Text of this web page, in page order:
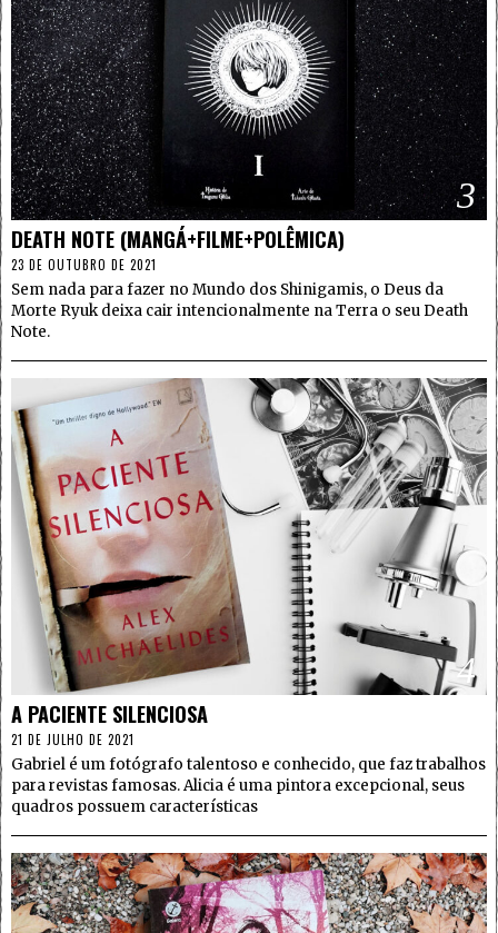
3
DEATH NOTE (MANGÁ+FILME+POLÊMICA)
23 DE OUTUBRO DE 2021
Sem nada para fazer no Mundo dos Shinigamis, o Deus da
Morte Ryuk deixa cair intencionalmente na Terra o seu Death
Note.
4
A PACIENTE SILENCIOSA
21 DE JULHO DE 2021
Gabriel é um fotógrafo talentoso e conhecido, que faz trabalhos
para revistas famosas. Alicia é uma pintora excepcional, seus
quadros possuem características